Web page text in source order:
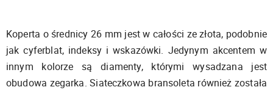
Koperta o średnicy 26 mm jest w całości ze złota, podobnie
jak cyferblat, indeksy i wskazówki. Jedynym akcentem w
innym kolorze są diamenty, którymi wysadzana jest
obudowa zegarka. Siateczkowa bransoleta również została